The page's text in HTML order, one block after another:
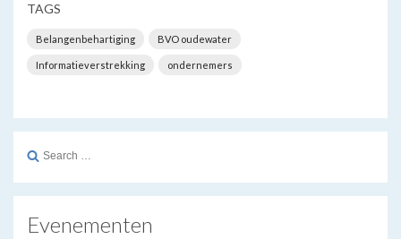
TAGS
Belangenbehartiging BVO oudewater
Informatieverstrekking ondernemers
Search
Evenementen